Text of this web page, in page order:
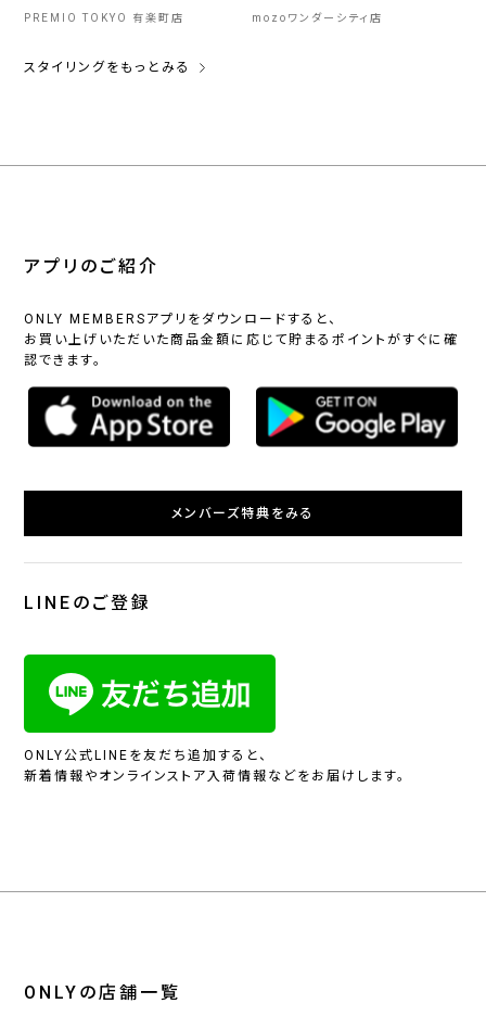
PREMIO TOKYO 有楽町店 mozoワンダーシティ店
スタイリングをもっとみる
アプリのご紹介
ONLY MEMBERSアプリをダウンロードすると、
お買い上げいただいた商品金額に応じて貯まるポイントがすぐに確
認できます。
メンバーズ特典をみる
LINEのご登録
ONLY公式LINEを友だち追加すると、
新着情報やオンラインストア入荷情報などをお届けします。
ONLYの店舗一覧